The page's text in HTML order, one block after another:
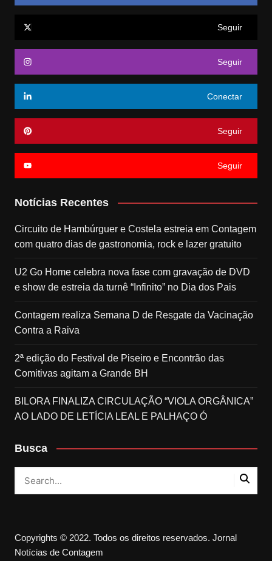
Seguir
Seguir
Conectar
Seguir
Seguir
Notícias Recentes
Circuito de Hambúrguer e Costela estreia em Contagem
com quatro dias de gastronomia, rock e lazer gratuito
U2 Go Home celebra nova fase com gravação de DVD
e show de estreia da turnê “Infinito” no Dia dos Pais
Contagem realiza Semana D de Resgate da Vacinação
Contra a Raiva
2ª edição do Festival de Piseiro e Encontrão das
Comitivas agitam a Grande BH
BILORA FINALIZA CIRCULAÇÃO “VIOLA ORGÂNICA”
AO LADO DE LETÍCIA LEAL E PALHAÇO Ó
Busca
Copyrights © 2022. Todos os direitos reservados. Jornal
Notícias de Contagem